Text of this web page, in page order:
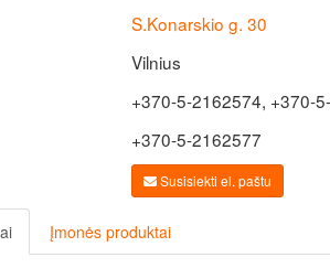
S.Konarskio g. 30
Vilnius
+370-5-2162574, +370-
+370-5-2162577
Susisiekti el. paštu
Įmonės produktai